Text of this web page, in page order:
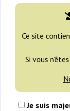
Ce site
Si vous
Je suis